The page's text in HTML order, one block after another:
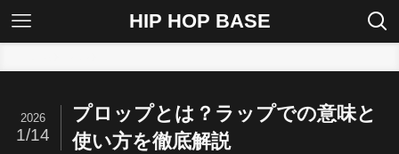
HIP HOP BASE
プロップとは？ラップでの意味と
使い方を徹底解説
2026
1/14